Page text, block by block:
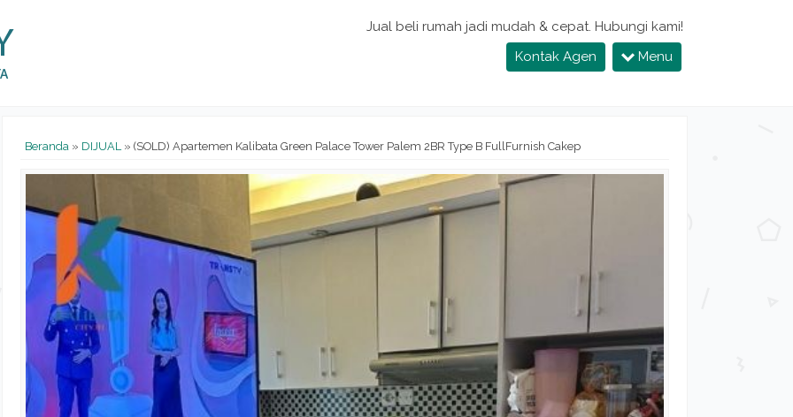
Jual beli rumah jadi mudah & cepat. Hubungi kami!
Kontak Agen
Menu
Beranda» DIJUAL» (SOLD) Apartemen Kalibata Green Palace Tower Palem 2BR Type B FullFurnish Cakep